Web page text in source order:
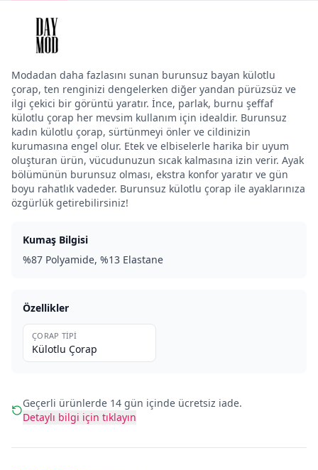
Modadan daha fazlasını sunan burunsuz bayan külotlu
çorap, ten renginizi dengelerken diğer yandan pürüzsüz ve
ilgi çekici bir görüntü yaratır. İnce, parlak, burnu şeffaf
külotlu çorap her mevsim kullanım için idealdir. Burunsuz
kadın külotlu çorap, sürtünmeyi önler ve cildinizin
kurumasına engel olur. Etek ve elbiselerle harika bir uyum
oluşturan ürün, vücudunuzun sıcak kalmasına izin verir. Ayak
bölümünün burunsuz olması, ekstra konfor yaratır ve gün
boyu rahatlık vadeder. Burunsuz külotlu çorap ile ayaklarınıza
özgürlük getirebilirsiniz!
Kumaş Bilgisi
%87 Polyamide, %13 Elastane
Özellikler
ÇORAP TIPI
Külotlu Çorap
Geçerli ürünlerde 14 gün içinde ücretsiz iade.
Detaylı bilgi için tıklayın